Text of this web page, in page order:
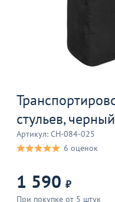
стульев,
Артикул: CH-084-025
6 оценок
1 590 ₽
При покупке от 5 штук